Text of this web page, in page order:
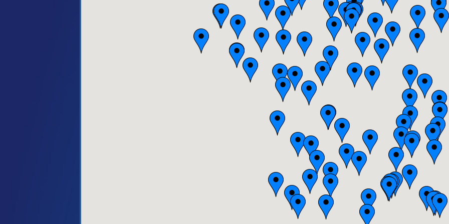
Bretagne
Centre
Champagne-Ardenne
Franche-Comté
Haute-Normandie
Ile-de-France
Languedoc-Roussillon
Limousin
Lorraine
Midi-Pyrénées
Nord-Pas-de-Calais
Pays-de-la-Loire
Picardie
Poitou-Charentes
Provence-Alpes-Côte-